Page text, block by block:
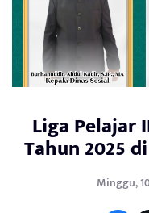
Liga Pelajar
Tahun 2025
Minggu,